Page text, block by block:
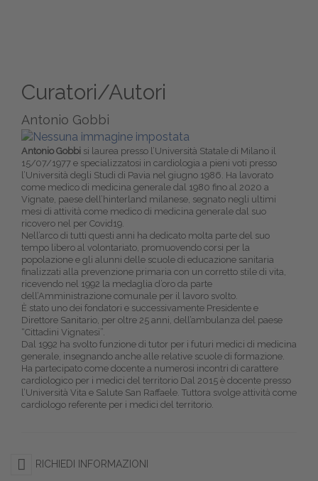
Curatori/Autori
Antonio Gobbi
Antonio Gobbi si laurea presso l’Università Statale di Milano il
15/07/1977 e specializzatosi in cardiologia a pieni voti presso
l’Università degli Studi di Pavia nel giugno 1986. Ha lavorato
come medico di medicina generale dal 1980 fino al 2020 a
Vignate, paese dell’hinterland milanese, segnato negli ultimi
mesi di attività come medico di medicina generale dal suo
ricovero nel per Covid19.
Nell’arco di tutti questi anni ha dedicato molta parte del suo
tempo libero al volontariato, promuovendo corsi per la
popolazione e gli alunni delle scuole di educazione sanitaria
finalizzati alla prevenzione primaria con un corretto stile di vita,
ricevendo nel 1992 la medaglia d’oro da parte
dell’Amministrazione comunale per il lavoro svolto.
È stato uno dei fondatori e successivamente Presidente e
Direttore Sanitario, per oltre 25 anni, dell’ambulanza del paese
“Cittadini Vignatesi”.
Dal 1992 ha svolto funzione di tutor per i futuri medici di medicina
generale, insegnando anche alle relative scuole di formazione.
Ha partecipato come docente a numerosi incontri di carattere
cardiologico per i medici del territorio Dal 2015 è docente presso
l’Università Vita e Salute San Raffaele. Tuttora svolge attività come
cardiologo referente per i medici del territorio.
RICHIEDI INFORMAZIONI